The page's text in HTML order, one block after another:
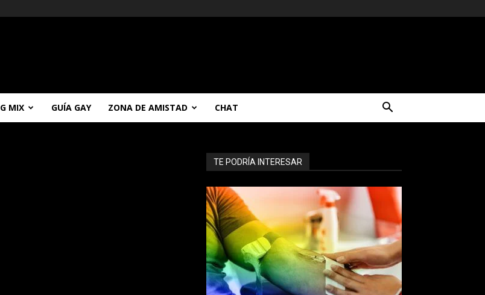
G MIX GUÍA GAY ZONA DE AMISTAD CHAT
TE PODRÍA INTERESAR